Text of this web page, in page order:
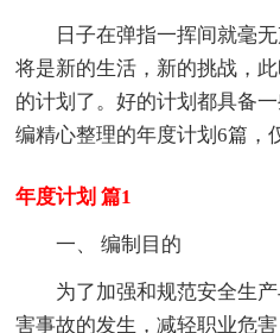
日子在弹指一挥间就毫
将是新的生活，新的挑战，
的计划了。好的计划都具备
编精心整理的年度计划6篇，
年度计划 篇1
一、 编制目的
为了加强和规范安全生
害事故的发生，减轻职业危